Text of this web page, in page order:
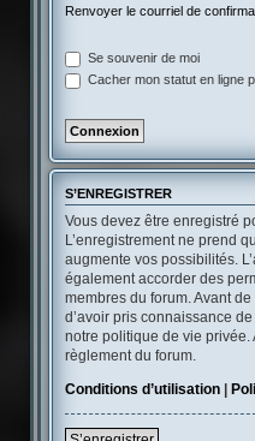
Renvoyer le courriel de
Se souvenir de moi
Cacher mon statut en ligne
S’ENREGISTRER
Vous devez être enregistré
L’enregistrement ne prend
augmente vos possibilités.
également accorder des
membres du forum. Avant
d’avoir pris connaissance
notre politique de vie privée.
règlement du forum.
Conditions d’utilisation|